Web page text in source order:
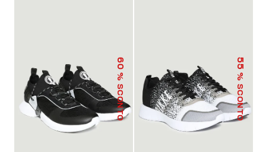
60
% SCONTO
55
% SCONTO